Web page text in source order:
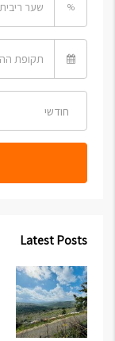
%
חודשי
Latest Posts